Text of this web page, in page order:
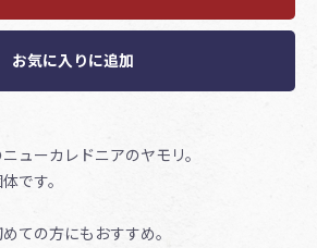
お気に入りに追加
ューカレドニアのヤモリ。
です。
ての方にもおすすめ。